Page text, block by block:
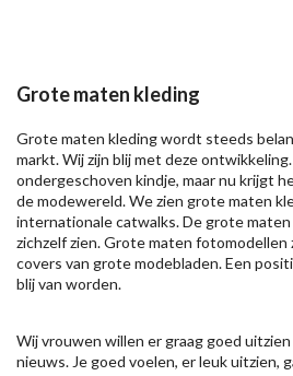
Grote maten kleding
Grote maten kleding wordt steeds
markt. Wij zijn blij met deze
ondergeschoven kindje, maar nu krijgt
de modewereld. We zien grote maten
internationale catwalks. De grote maten
zichzelf zien. Grote maten
covers van grote modebladen. Een
blij van worden.
Wij vrouwen willen er graag goed
nieuws. Je goed voelen, er leuk uitzien,